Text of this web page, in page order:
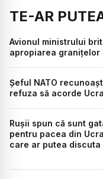
TE-AR
Avionul ministrului
apropiarea granițelor
Șeful NATO
refuza să acorde
Rușii spun că sunt
pentru pacea din
care ar putea discuta